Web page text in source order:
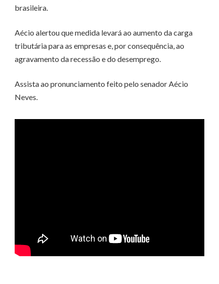
brasileira.
Aécio alertou que medida levará ao aumento da carga
tributária para as empresas e, por consequência, ao
agravamento da recessão e do desemprego.
Assista ao pronunciamento feito pelo senador Aécio
Neves.